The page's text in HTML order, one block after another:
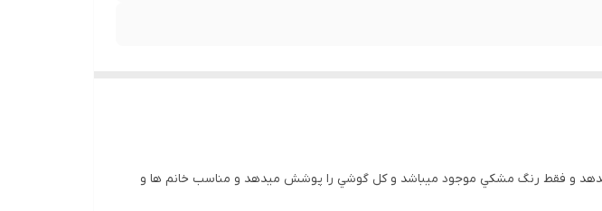
نميدهد و فقط رنگ مشکي موجود ميباشد و کل گوشي را پوشش ميدهد و مناسب خانم ها و